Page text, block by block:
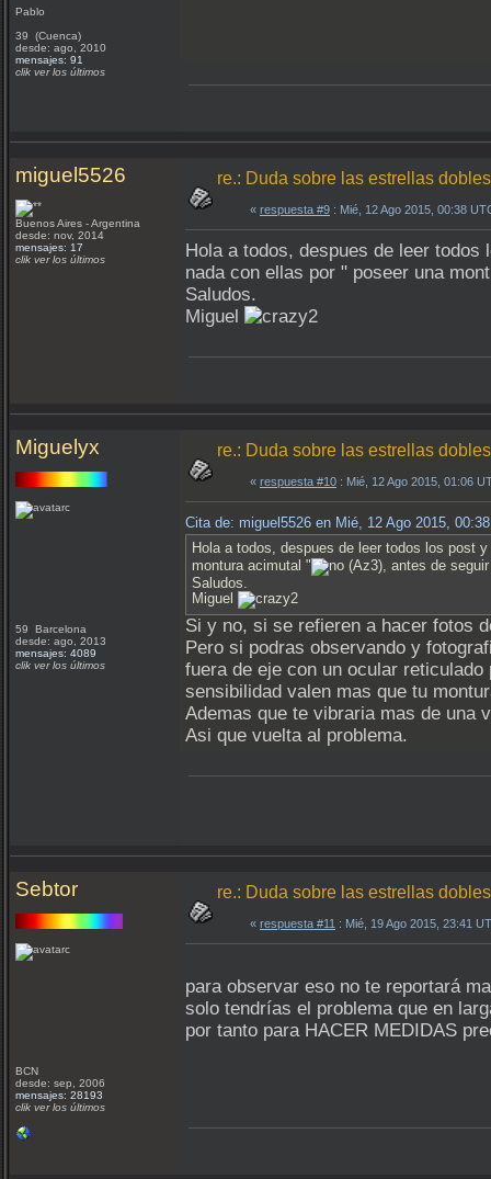
Pablo
39 (Cuenca)
desde: ago, 2010
mensajes: 91
clik ver los últimos
miguel5526
Buenos Aires - Argentina
desde: nov, 2014
mensajes: 17
clik ver los últimos
re.: Duda sobre las estrellas dobles
« respuesta #9 : Mié, 12 Ago 2015, 00:38
Hola a todos, despues de leer
nada con ellas por " poseer una
Saludos.
Miguel
Miguelyx
59 Barcelona
desde: ago, 2013
mensajes: 4089
clik ver los últimos
re.: Duda sobre las estrellas dobles
« respuesta #10 : Mié, 12 Ago 2015, 01:06
Cita de: miguel5526 en Mié, 12 Ago 2015,
Hola a todos, despues de leer todos los post
montura acimutal "
(Az3), antes de
Saludos.
Miguel
Si y no, si se refieren a hacer fotos
Pero si podras observando y
fuera de eje con un ocular
sensibilidad valen mas que tu
Ademas que te vibraria mas de una
Asi que vuelta al problema.
Sebtor
BCN
desde: sep, 2006
mensajes: 28193
clik ver los últimos
re.: Duda sobre las estrellas dobles
« respuesta #11 : Mié, 19 Ago 2015, 23:41
para observar eso no te reportará
solo tendrías el problema que en
por tanto para HACER MEDIDAS